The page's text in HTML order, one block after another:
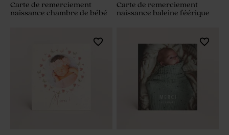
Carte de remerciement
naissance chambre de bébé
Carte de remerciement
naissance baleine féérique